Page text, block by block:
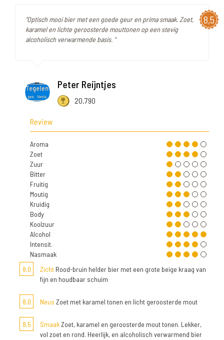
8,5
"Optisch mooi bier met een goede geur en prima smaak. Zoet,
karamel en lichte geroosterde mouttonen op een stevig
alcoholisch verwarmende basis. "
Peter Reijntjes
20.790
Review
Aroma
Zoet
Zuur
Bitter
Fruitig
Moutig
Kruidig
Body
Koolzuur
Alcohol
Intensit.
Nasmaak
8,0
Zicht Rood-bruin helder bier met een grote beige kraag van
fijn en houdbaar schuim
8,0 Neus Zoet met karamel tonen en licht geroosterde mout
8,5 SmaakZoet, karamel en geroosterde mout tonen. Lekker,
vol zoet en rond. Heerlijk, en alcoholisch verwarmend bier